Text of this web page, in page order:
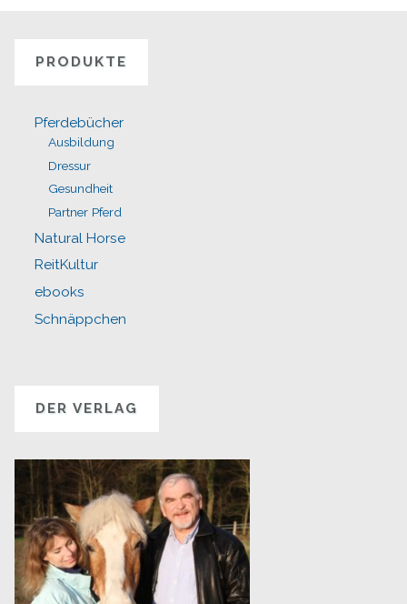
PRODUKTE
Pferdebücher
Ausbildung
Dressur
Gesundheit
Partner Pferd
Natural Horse
ReitKultur
ebooks
Schnäppchen
DER VERLAG